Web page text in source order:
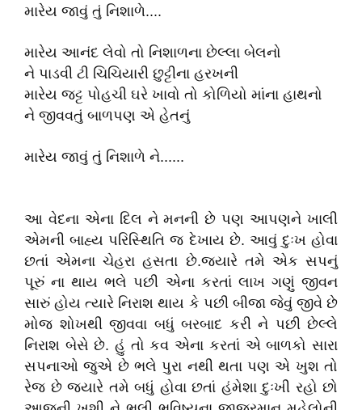
મારેય જાવું તું નિશાળે....
મારેય આનંદ લેવો તો નિશાળના છેલ્લા બેલનો
ને પાડવી ટી ચિચિયારી છુટ્ટીના હરખની
મારેય જટ્ટ પોહચી ઘરે ખાવો તો કોળિયો માંના હાથનો
ને જીવવતું બાળપણ એ હેતનું
મારેય જાવું તું નિશાળે ને......
આ વેદના એના દિલ ને મનની છે પણ આપણને ખાલી
એમની બાહ્ય પરિસ્થિતિ જ દેખાય છે. આવું દુઃખ હોવા
છતાં એમના ચેહરા હસતા છે.જ્યારે તમે એક સપનું
પૂરું ના થાય ભલે પછી એના કરતાં લાખ ગણું જીવન
સારું હોય ત્યારે નિરાશ થાય કે પછી બીજા જેવું જીવે છે
મોજ શોખથી જીવવા બધું બરબાદ કરી ને પછી છેલ્લે
નિરાશ બેસે છે. હું તો કવ એના કરતાં એ બાળકો સારા
સપનાઓ જુએ છે ભલે પુરા નથી થતા પણ એ ખુશ તો
રેજ છે જ્યારે તમે બધું હોવા છતાં હંમેશા દુઃખી રહો છો